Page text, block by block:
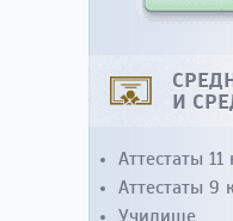
И
Аттестаты 11
Аттестаты 9
Училище